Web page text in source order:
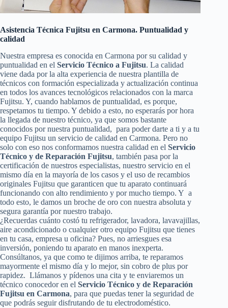
Asistencia Técnica Fujitsu en Carmona. Puntualidad y
calidad
Nuestra empresa es conocida en Carmona por su calidad y
puntualidad en el Servicio Técnico a Fujitsu. La calidad
viene dada por la alta experiencia de nuestra plantilla de
técnicos con formación especializada y actualización continua
en todos los avances tecnológicos relacionados con la marca
Fujitsu. Y, cuando hablamos de puntualidad, es porque,
respetamos tu tiempo. Y debido a esto, no esperarás por hora
la llegada de nuestro técnico, ya que somos bastante
conocidos por nuestra puntualidad, para poder darte a ti y a tu
equipo Fujitsu un servicio de calidad en Carmona. Pero no
solo con eso nos conformamos nuestra calidad en el Servicio
Técnico y de Reparación Fujitsu, también pasa por la
certificación de nuestros especialistas, nuestro servicio en el
mismo día en la mayoría de los casos y el uso de recambios
originales Fujitsu que garanticen que tu aparato continuará
funcionando con alto rendimiento y por mucho tiempo. Y a
todo esto, le damos un broche de oro con nuestra absoluta y
segura garantía por nuestro trabajo.
¿Recuerdas cuánto costó tu refrigerador, lavadora, lavavajillas,
aire acondicionado o cualquier otro equipo Fujitsu que tienes
en tu casa, empresa u oficina? Pues, no arriesgues esa
inversión, poniendo tu aparato en manos inexperta.
Consúltanos, ya que como te dijimos arriba, te reparamos
mayormente el mismo día y lo mejor, sin cobro de plus por
rapidez. Llámanos y pídenos una cita y te enviaremos un
técnico conocedor en el Servicio Técnico y de Reparación
Fujitsu en Carmona, para que puedas tener la seguridad de
que podrás seguir disfrutando de tu electrodoméstico.